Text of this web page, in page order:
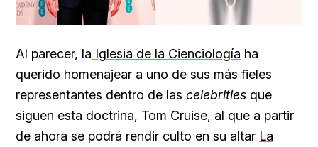
Al parecer, la Iglesia de la Cienciología ha
querido homenajear a uno de sus más fieles
representantes dentro de las celebrities que
siguen esta doctrina, Tom Cruise, al que a partir
de ahora se podrá rendir culto en su altar La